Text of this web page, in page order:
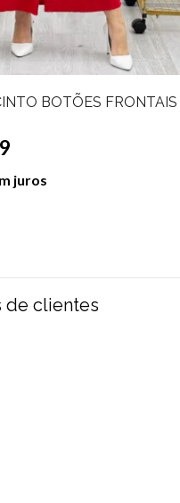
JEANS MIDI BOTÕES
10x de R$ 10,00 sem juros
de clientes